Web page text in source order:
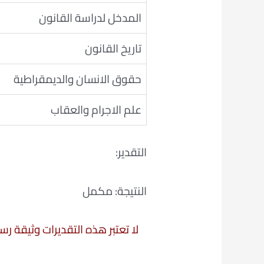
المدخل لدراسة القانون
تاريخ القانون
حقوق الانسان والديمقراطية
علم الاجرام والعقاب
التقدير:
النتيجة: مكمل
لا تعتبر هذه التقديرات